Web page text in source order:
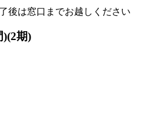
後は窓口までお越しください
)(2期)